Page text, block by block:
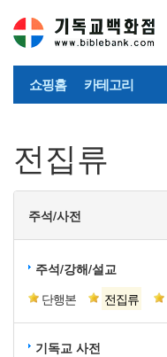
쇼핑홈 카테고리
전집류
주석/사전
주석/강해/설교
단행본
전집류
기독교 사전